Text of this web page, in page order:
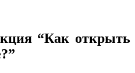
“Как открыть